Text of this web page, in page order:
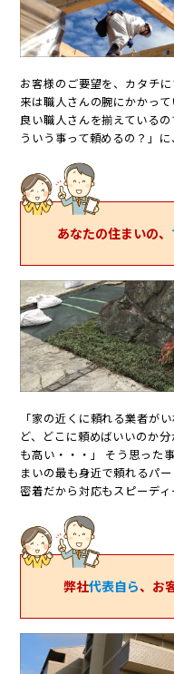
お客様のご要望を、カタチに
来は職人さんの腕にかかっ
良い職人さんを揃えているの
ういう事って頼めるの？」
あなたの住まいの、
「家の近くに頼れる業者がい
ど、どこに頼めばいいのか分
も高い・・・」
そう思った
まいの最も身近で頼れるパ
密着だから対応もスピーディ
弊社代表自ら、お